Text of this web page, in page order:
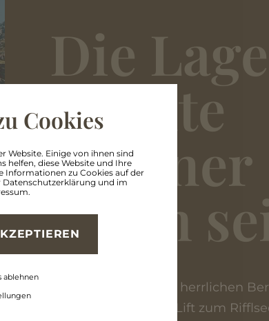
Die Lage
könnte
schöner
kaum
Ringsum warten die herrlichen
Direkt nebenan der Lift zum
Cookies
Website. Einige von ihnen sind
helfen, diese Website und Ihre
Informationen zu Cookies auf der
Datenschutzerklärung und im
.
ablehnen